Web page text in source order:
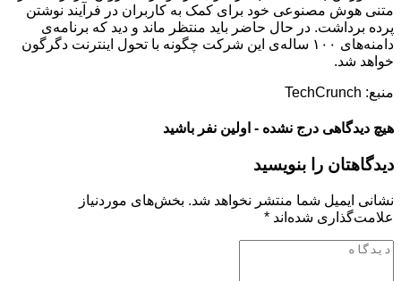
متنی هوش مصنوعی خود برای کمک به کاربران در فرآیند نوشتن
پرده برداشت. در حال حاضر باید منتظر ماند و دید که برنامه‌ی
دامنه‌های ۱۰۰ ساله‌ی این شرکت چگونه با تحول اینترنت دگرگون
خواهد شد.
منبع: TechCrunch
هیچ دیدگاهی درج نشده - اولین نفر باشید
دیدگاهتان را بنویسید
نشانی ایمیل شما منتشر نخواهد شد. بخش‌های موردنیاز
علامت‌گذاری شده‌اند *